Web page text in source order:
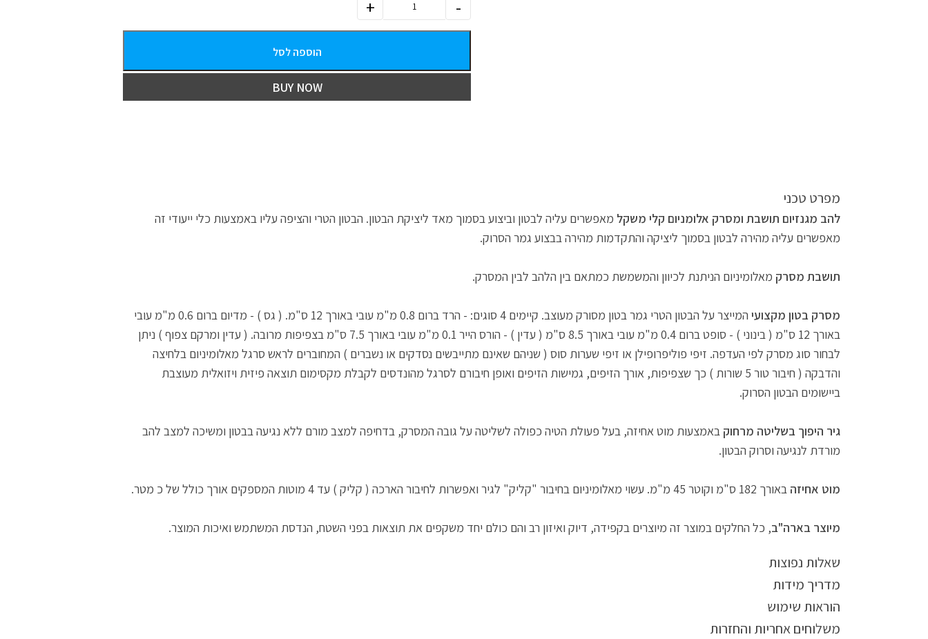
הוספה לסל
BUY NOW
מפרט טכני
להב מגנזיום תושבת ומסרק אלומניום קלי משקל מאפשרים עליה לבטון וביצוע בסמוך מאד ליציקת הבטון. הבטון הטרי והציפה עליו באמצעות כלי ייעודי זה
מאפשרים עליה מהירה לבטון בסמוך ליציקה והתקדמות מהירה בבצוע גמר הסרוק.
תושבת מסרק מאלומיניום הניתנת לכיוון והמשמשת כמתאם בין הלהב לבין המסרק.
מסרק בטון מקצועי
המייצר על הבטון הטרי גמר בטון מסורק מעוצב. קיימים 4 סוגים: - הרד ברום 0.8 מ"מ עובי באורך 12 ס"מ. ( גס ) - מדיום ברום 0.6 מ"מ עובי
באורך 12 ס"מ ( בינוני ) - סופט ברום 0.4 מ"מ עובי באורך 8.5 ס"מ ( עדין ) - הורס הייר 0.1 מ"מ עובי באורך 7.5 ס"מ בצפיפות מרובה. ( עדין ומרקם צפוף ) ניתן
לבחור סוג מסרק לפי העדפה. זיפי פוליפרופילן או זיפי שערות סוס ( שניהם שאינם מתייבשים נסדקים או נשברים ) המחוברים לראש סרגל מאלומיניום בלחיצה
והדבקה ( חיבור טור 5 שורות ) כך שצפיפות, אורך הזיפים, גמישות הזיפים ואופן חיבורם לסרגל מהונדסים לקבלת מקסימום תוצאה פיזית ויזואלית מעוצבת
ביישומים הבטון הסרוק.
גיר היפוך בשליטה מרחוק באמצעות מוט אחיזה, בעל פעולת הטיה כפולה לשליטה על גובה המסרק, בדחיפה למצב מורם ללא נגיעה בבטון ומשיכה למצב להב
מורדת לנגיעה וסרוק הבטון.
מוט אחיזה באורך 182 ס"מ וקוטר 45 מ"מ. עשוי מאלומיניום בחיבור "קליק" לגיר ואפשרות לחיבור הארכה ( קליק ) עד 4 מוטות המספקים אורך כולל של כ מטר.
מיוצר בארה"ב, כל החלקים במוצר זה מיוצרים בקפידה, דיוק ואיזון רב והם כולם יחד משקפים את תוצאות בפני השטח, הנדסת המשתמש ואיכות המוצר.
שאלות נפוצות
מדריך מידות
הוראות שימוש
משלוחים אחריות והחזרות